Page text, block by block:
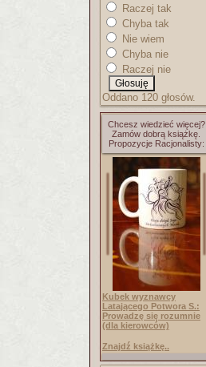
Raczej tak
Chyba tak
Nie wiem
Chyba nie
Raczej nie
Oddano 120 głosów.
Chcesz wiedzieć więcej?
Zamów dobrą książkę.
Propozycje Racjonalisty:
Kubek wyznawcy
Latającego Potwora S.:
Prowadzę się rozumnie
(dla kierowców)
Znajdź książkę..